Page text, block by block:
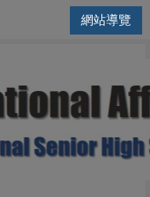
網站導覽
求